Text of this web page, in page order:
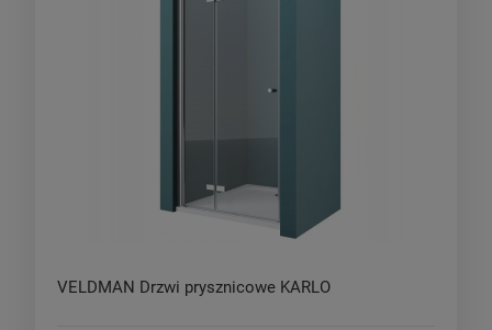
VELDMAN Drzwi prysznicowe KARLO